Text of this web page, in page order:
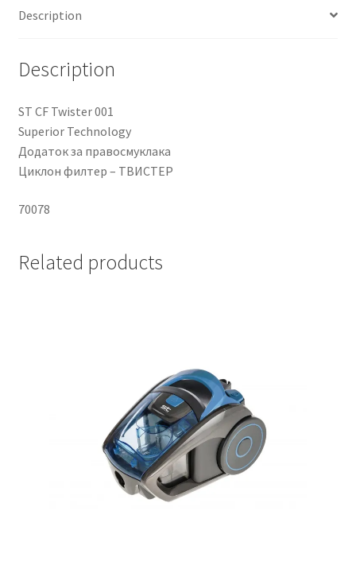
Description
Description
ST CF Twister 001
Superior Technology
Додаток за правосмуклака
Циклон филтер – ТВИСТЕР
70078
Related products